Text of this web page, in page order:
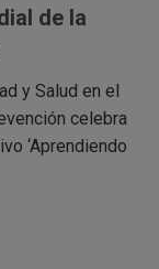
de la
y Salud en el
celebra
‘Aprendiendo